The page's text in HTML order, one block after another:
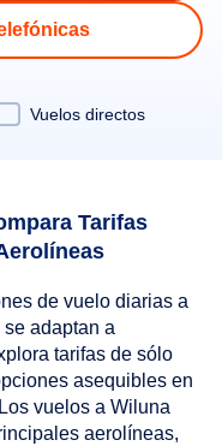
Vuelos directos
Tarifas
de vuelo diarias a
adaptan a
tarifas de sólo
asequibles en
vuelos a Wiluna
aerolíneas,